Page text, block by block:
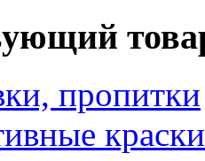
пропитки
краски